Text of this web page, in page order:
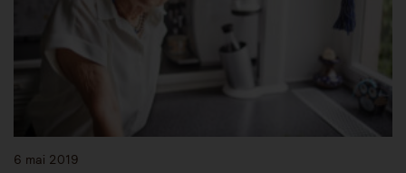
6 mai 2019